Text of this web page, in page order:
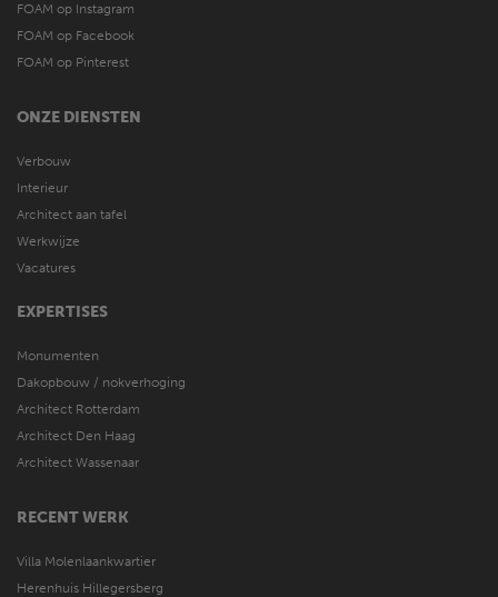
FOAM op Instagram
FOAM op Facebook
FOAM op Pinterest
ONZE DIENSTEN
Verbouw
Interieur
Architect aan tafel
Werkwijze
Vacatures
EXPERTISES
Monumenten
Dakopbouw / nokverhoging
Architect Rotterdam
Architect Den Haag
Architect Wassenaar
RECENT WERK
Villa Molenlaankwartier
Herenhuis Hillegersberg